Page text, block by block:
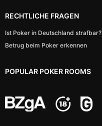
RECHTLICHE FRAGEN
Ist Poker in Deutschland strafbar?
Betrug beim Poker erkennen
POPULAR POKER ROOMS